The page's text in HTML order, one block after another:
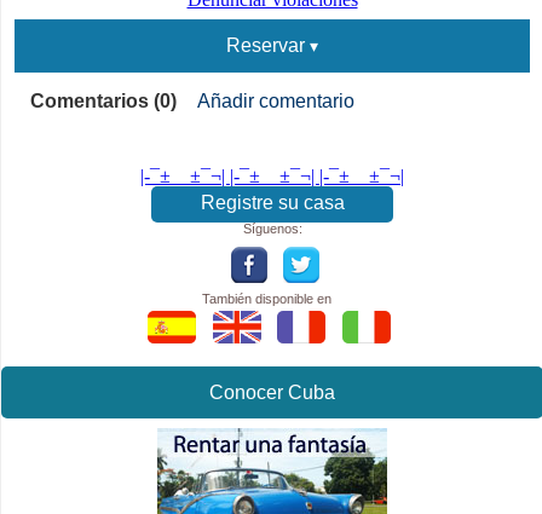
Reservar
Comentarios (0) Añadir comentario
|-¯±­__­±¯¬| |-¯±­__­±¯¬| |-¯±­__­±¯¬|
Registre su casa
Síguenos:
También disponible en
Conocer Cuba